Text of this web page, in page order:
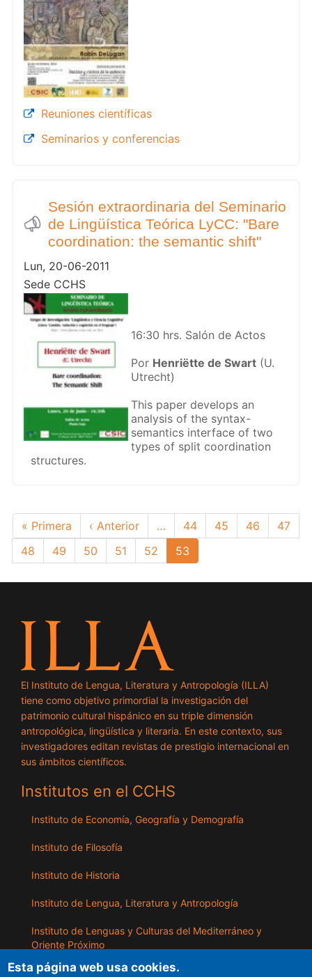
Reuniones científicas
Seminarios y conferencias
Sesión extraordinaria del Seminario
de Lingüística Teórica LyCC: "Bare
coordination: the semantic shift"
Lun, 20-06-2011
Sede CCHS
16:30 hrs. Salón de Actos
Por Henriëtte de Swart(U.
Utrecht)
This paper develops an
analysis of the syntax-
semantics interface of two
types of split coordination
structures.
Paginación
Primera
página
« Primera
Página
anterior
‹ Anterior … Page
44 Page
45 Page
46 Page
47
Page
48 Page
49 Page
50 Page
51 Page
52
Página
actual
53
El Instituto de Lengua, Literatura y Antropología (ILLA)
tiene como objetivo primordial la investigación del
patrimonio cultural hispánico en su triple dimensión
antropológica, lingüística y literaria. En este contexto, sus
investigadores editan revistas de prestigio internacional en
sus ámbitos científicos.
Institutos en el CCHS
Instituto de Economía, Geografía y Demografía
Instituto de Filosofía
Instituto de Historia
Instituto de Lengua, Literatura y Antropología
Instituto de Lenguas y Culturas del Mediterráneo y
Oriente Próximo
Instituto de Políticas y Bienes Públicos
Esta página web usa cookies.